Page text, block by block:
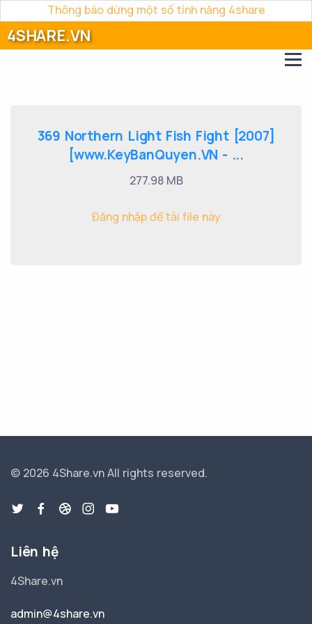
Thông báo dừng một số tính năng 4share
4SHARE.VN
369 Northern Light Fish Fight [2007]
[www.KeyBanQuyen.VN - ...
277.98 MB
Đăng nhập để tải file này
© 2026 4Share.vnAll rights reserved.
Liên hệ
4Share.vn
admin@4share.vn